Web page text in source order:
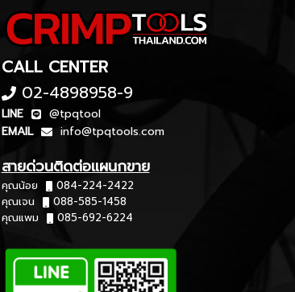
CALL CENTER
02-4898958-9
LINE
@tpqtool
EMAIL
info@tpqtools.com
สายด่วนติดต่อแผนกขาย
คุณน้อย
084-224-2422
คุณเจน
088-585-1458
คุณแพม
085-692-6224